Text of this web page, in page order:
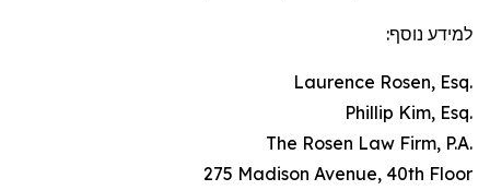
למידע נוסף:
Laurence Rosen, Esq.
Phillip Kim, Esq.
The Rosen Law Firm, P.A.
275 Madison Avenue, 40th Floor